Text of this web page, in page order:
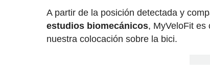
A partir de la posición detectada y
estudios biomecánicos, MyVeloFit es
nuestra colocación sobre la bici.